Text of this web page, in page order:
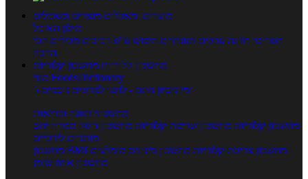
מוצרים ומאכלים מוצרים ומאכלים
מילון האוכל
תפריטי תזונה ערכים תזונתיים חיפוש ע"פ רכיבים מכילים הכי
הרבה
מחשבון קלוריות מחשבון קלוריות
מנוי FoodsDictionary
5 ימי ניסיון חינם - לחצו לפרטים נוספים
מחשבוני תזונה ובריאות
מחשבון קלוריות מחשבון שריפת קלוריות מחשבון דופק מטרה יחס
מותניים לירכיים
מחשבון BMI
מחשבון צריכת קלוריות מחשבון מינונים מומלצים
מחשבון אחוז שומן